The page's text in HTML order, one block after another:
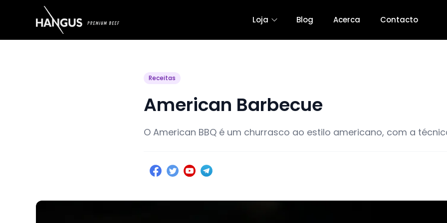
Loja Blog Acerca Contacto
Receitas
American Barbecue
O American BBQ é um churrasco ao estilo americano, com a